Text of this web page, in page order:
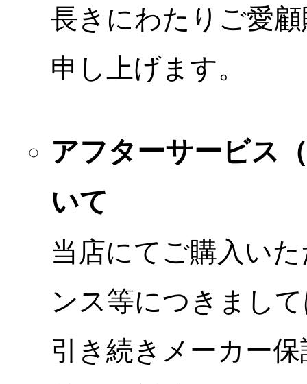
長きにわたりご愛
申し上げます。
アフターサービス
いて
当店にてご購入い
ンス等につきまし
引き続きメーカー